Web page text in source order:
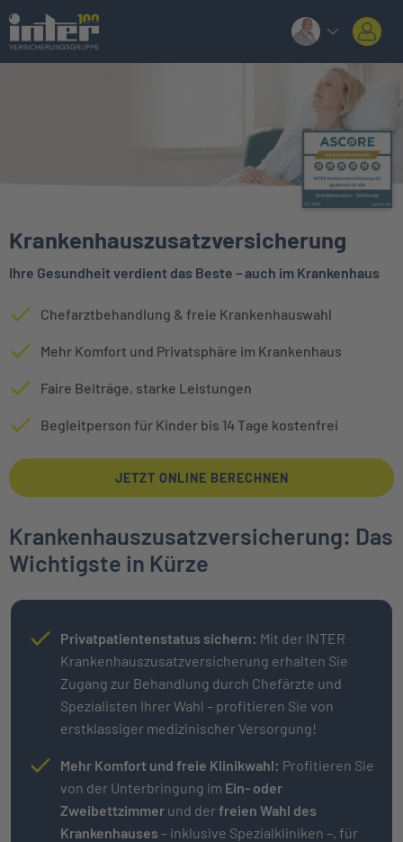
Krankenhauszusatzversicherung
Ihre Gesundheit verdient das Beste – auch im Krankenhaus
Chefarztbehandlung & freie Krankenhauswahl
Mehr Komfort und Privatsphäre im Krankenhaus
Faire Beiträge, starke Leistungen
Begleitperson für Kinder bis 14 Tage kostenfrei
JETZT ONLINE BERECHNEN
Krankenhauszusatzversicherung: Das
Wichtigste in Kürze
Privatpatientenstatus sichern: Mit der INTER
Krankenhauszusatzversicherung erhalten Sie
Zugang zur Behandlung durch Chefärzte und
Spezialisten Ihrer Wahl – profitieren Sie von
erstklassiger medizinischer Versorgung!
Mehr Komfort und freie Klinikwahl: Profitieren Sie
von der Unterbringung im Ein- oder
Zweibettzimmer und derfreien Wahl des
Krankenhauses – inklusive Spezialkliniken –, für